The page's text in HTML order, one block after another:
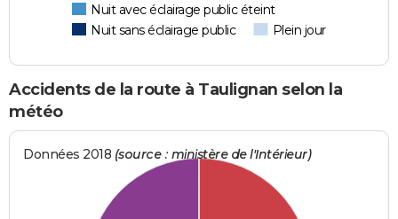
Nuit avec éclairage public éteint
Nuit sans éclairage public
Plein jour
Accidents de la route à Taulignan selon la
météo
Données 2018 (source : ministère de l'Intérieur)